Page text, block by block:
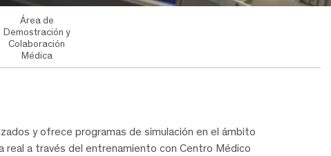
Área de
Demostración y
Colaboración
Médica
y ofrece programas de simulación en el ámbito
real a través del entrenamiento con Centro Médico